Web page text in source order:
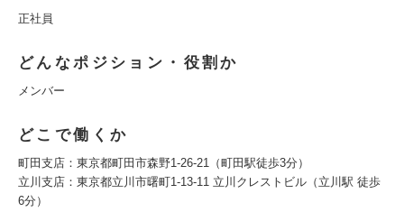
正社員
どんなポジション・役割か
メンバー
どこで働くか
町田支店：東京都町田市森野1-26-21（町田駅徒歩3分）
立川支店：東京都立川市曙町1-13-11 立川クレストビル（立川駅 徒歩
6分）